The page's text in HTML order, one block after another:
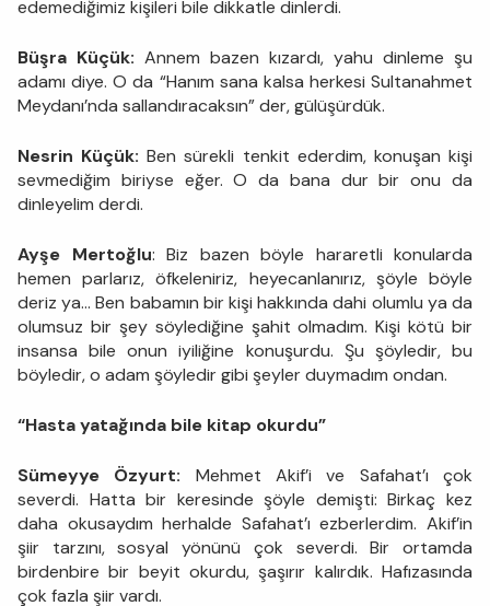
edemediğimiz kişileri bile dikkatle dinlerdi.
Büşra Küçük: Annem bazen kızardı, yahu dinleme şu
adamı diye. O da “Hanım sana kalsa herkesi Sultanahmet
Meydanı’nda sallandıracaksın” der, gülüşürdük.
Nesrin Küçük: Ben sürekli tenkit ederdim, konuşan kişi
sevmediğim biriyse eğer. O da bana dur bir onu da
dinleyelim derdi.
Ayşe Mertoğlu: Biz bazen böyle hararetli konularda
hemen parlarız, öfkeleniriz, heyecanlanırız, şöyle böyle
deriz ya… Ben babamın bir kişi hakkında dahi olumlu ya da
olumsuz bir şey söylediğine şahit olmadım. Kişi kötü bir
insansa bile onun iyiliğine konuşurdu. Şu şöyledir, bu
böyledir, o adam şöyledir gibi şeyler duymadım ondan.
“Hasta yatağında bile kitap okurdu”
Sümeyye Özyurt: Mehmet Akif’i ve Safahat’ı çok
severdi. Hatta bir keresinde şöyle demişti: Birkaç kez
daha okusaydım herhalde Safahat’ı ezberlerdim. Akif’in
şiir tarzını, sosyal yönünü çok severdi. Bir ortamda
birdenbire bir beyit okurdu, şaşırır kalırdık. Hafızasında
çok fazla şiir vardı.